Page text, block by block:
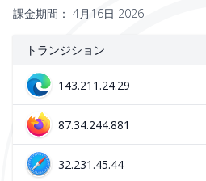
課金期間： 4月16日 2026
トランジション
143.211.24.29
87.34.244.881
32.231.45.44